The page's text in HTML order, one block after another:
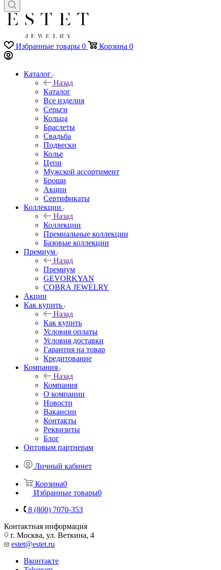
Избранные товары 0 Корзина 0
Каталог
Назад
Каталог
Все изделия
Серьги
Кольца
Браслеты
Свадьба
Подвески
Колье
Цепи
Мужской ассортимент
Броши
Акции
Сертификаты
Коллекции
Назад
Коллекции
Премиальные коллекции
Базовые коллекции
Премиум
Назад
Премиум
GEVORKYAN
COBRA JEWELRY
Акции
Как купить
Назад
Как купить
Условия оплаты
Условия доставки
Гарантия на товар
Кредитование
Компания
Назад
Компания
О компании
Новости
Вакансии
Контакты
Реквизиты
Блог
Оптовым партнерам
Личный кабинет
Корзина0
Избранные товары0
8 (800) 7070-353
Контактная информация
г. Москва, ул. Веткина, 4
estet@estet.ru
Вконтакте